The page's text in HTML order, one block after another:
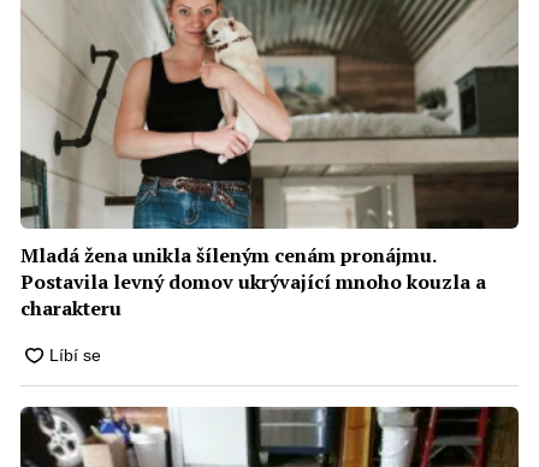
Mladá žena unikla šíleným cenám pronájmu.
Postavila levný domov ukrývající mnoho kouzla a
charakteru